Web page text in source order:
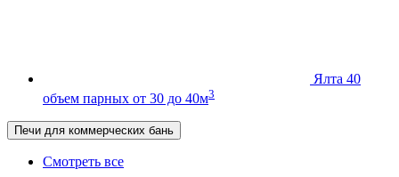
Ялта 40
объем парных от 30 до 40м3
Печи для коммерческих бань
Смотреть все